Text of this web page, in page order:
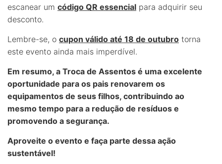
escanear um código QR essencial para adquirir seu
desconto.
Lembre-se, o cupon válido até 18 de outubro torna
este evento ainda mais imperdível.
Em resumo, a Troca de Assentos é uma excelente
oportunidade para os pais renovarem os
equipamentos de seus filhos, contribuindo ao
mesmo tempo para a redução de resíduos e
promovendo a segurança.
Aproveite o evento e faça parte dessa ação
sustentável!